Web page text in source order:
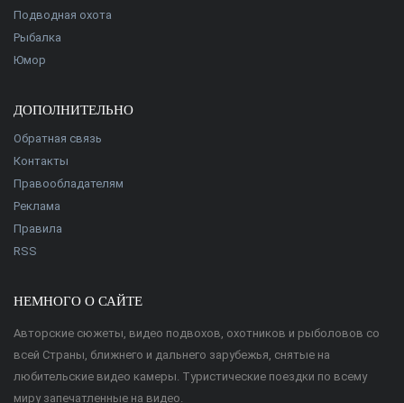
Подводная охота
Рыбалка
Юмор
ДОПОЛНИТЕЛЬНО
Обратная связь
Контакты
Правообладателям
Реклама
Правила
RSS
НЕМНОГО О САЙТЕ
Авторские сюжеты, видео подвохов, охотников и рыболовов со
всей Страны, ближнего и дальнего зарубежья, снятые на
любительские видео камеры. Туристические поездки по всему
миру запечатленные на видео.